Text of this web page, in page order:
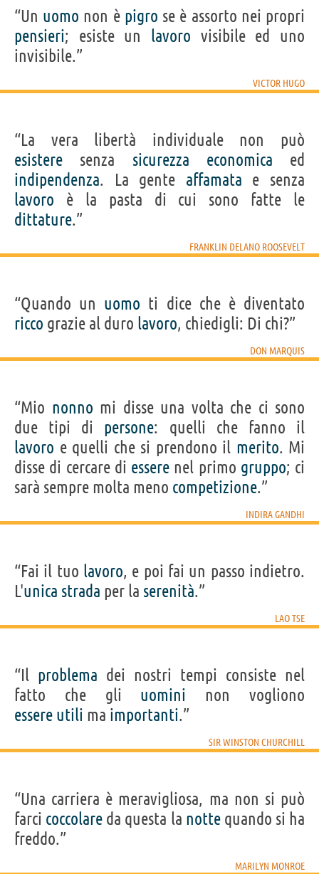
“Un uomo non è pigro se è assorto nei propri
pensieri; esiste un lavoro visibile ed uno
invisibile.”
VICTOR HUGO
“La vera libertà individuale non può
esistere senza sicurezza economica ed
indipendenza. La gente affamata e senza
lavoro è la pasta di cui sono fatte le
dittature.”
FRANKLIN DELANO ROOSEVELT
“Quando un uomo ti dice che è diventato
ricco grazie al duro lavoro, chiedigli: Di chi?”
DON MARQUIS
“Mio nonno mi disse una volta che ci sono
due tipi di persone: quelli che fanno il
lavoro e quelli che si prendono il merito. Mi
disse di cercare di essere nel primo gruppo; ci
sarà sempre molta meno competizione.”
INDIRA GANDHI
“Fai il tuo lavoro, e poi fai un passo indietro.
L'unica strada per la serenità.”
LAO TSE
“Il problema dei nostri tempi consiste nel
fatto che gli uomini non vogliono
essere utili ma importanti.”
SIR WINSTON CHURCHILL
“Una carriera è meravigliosa, ma non si può
farci coccolare da questa la nottequando si ha
freddo.”
MARILYN MONROE